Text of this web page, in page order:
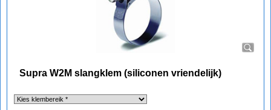
Supra W2M slangklem (siliconen vriendelijk)